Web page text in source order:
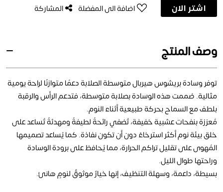
اشتر الان اضافة الى المفضلة المشاركة
وصف المنتج
توفر وسادة بريشوس هيربال متوسطة الصلابة دعمًا متوازنًا لراحة يومية
مثالية. صُممت هذه الوسادة بصلابة متوسطة، فتدعم الرأس والرقبة
بلطف مع السماح بحركة طبيعية أثناء النوم.
مُعززة بنفحات عشبية خفيفة، تُضفي رائحةً لطيفةً ومهدئةً تُساعد على
خلق بيئة نوم أكثر استرخاءً دون أن تكون نفاذة. كما يُساعد تصميمها
المُهوى على تقليل تراكم الحرارة، مما يُحافظ على برودة الوسادة
وراحتها طوال الليل.
بسيطة، داعمة، وسهلة التنظيف، إنها خيارٌ موثوقٌ لنومٍ هانئ.